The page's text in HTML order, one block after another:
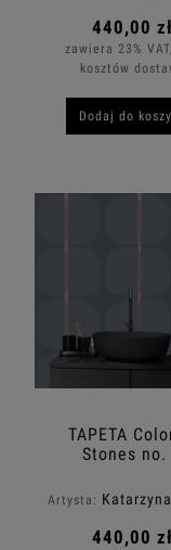
440,00 zł
zawiera 23%
kosztów
Dodaj do
TAPETA
Stones no.
Artysta:
440,00 zł